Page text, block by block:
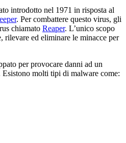
introdotto nel 1971 in risposta al
. Per combattere questo virus, gli
chiamato Reaper. L’unico scopo
rilevare ed eliminare le minacce per
per provocare danni ad un
Esistono molti tipi di malware come: